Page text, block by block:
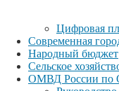
Цифровая
Современная
Народный бюджет
Сельское
ОМВД России по